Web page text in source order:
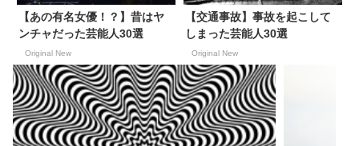
【あの有名女優！？】昔はヤ
ンチャだった芸能人30選
Original New
【交通事故】事故を起こして
しまった芸能人30選
Original New